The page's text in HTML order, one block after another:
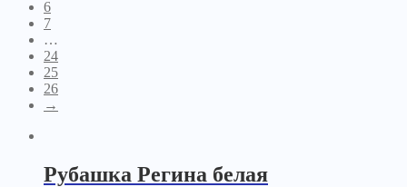
6
7
…
24
25
26
→
Рубашка Регина белая